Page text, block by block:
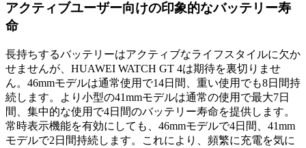
アクティブユーザー向けの印象的なバッテリー寿
命
長持ちするバッテリーはアクティブなライフスタイルに欠か
せませんが、HUAWEI WATCH GT 4は期待を裏切りませ
ん。46mmモデルは通常使用で14日間、重い使用でも8日間持
続します。より小型の41mmモデルは通常の使用で最大7日
間、集中的な使用で4日間のバッテリー寿命を提供します。
常時表示機能を有効にしても、46mmモデルで4日間、41mm
モデルで2日間持続します。これにより、頻繁に充電を気に